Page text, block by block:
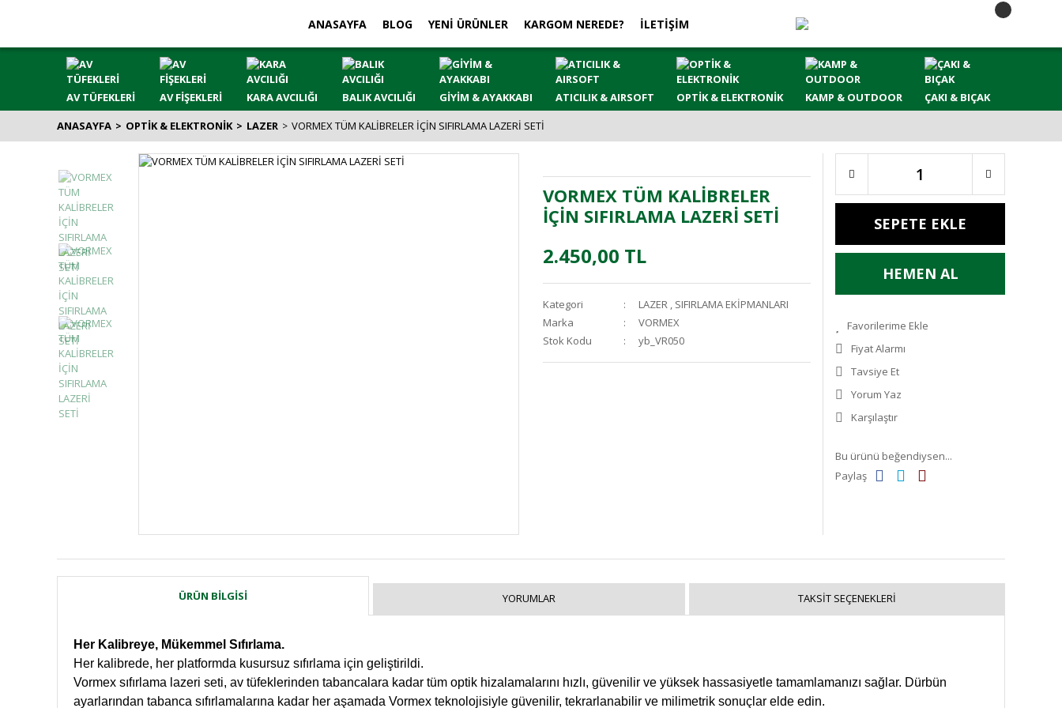
ANASAYFA BLOG YENİ ÜRÜNLER KARGOM NEREDE? İLETİŞİM
AV TÜFEKLERİ AV FİŞEKLERİ KARA AVCILIĞI BALIK AVCILIĞI GİYİM & AYAKKABI ATICILIK & AIRSOFT OPTİK & ELEKTRONİK KAMP & OUTDOOR
ÇAKI & BIÇAK
ANASAYFA
OPTİK & ELEKTRONİK LAZER VORMEX TÜM KALİBRELER İÇİN SIFIRLAMA LAZERİ SETİ
VORMEX TÜM KALİBRELER
İÇİN SIFIRLAMA LAZERİ SETİ
2.450,00 TL
Kategori LAZER , SIFIRLAMA EKİPMANLARI
Marka
VORMEX
Stok Kodu
yb_VR050
SEPETE EKLE
HEMEN AL
Fiyat Alarmı
Tavsiye Et
Yorum Yaz
Karşılaştır
Bu ürünü beğendiysen...
Paylaş
ÜRÜN BILGISI YORUMLAR TAKSIT SEÇENEKLERI
Her Kalibreye, Mükemmel Sıfırlama.
Her kalibrede, her platformda kusursuz sıfırlama için geliştirildi.
Vormex sıfırlama lazeri seti, av tüfeklerinden tabancalara kadar tüm optik hizalamalarını hızlı, güvenilir ve yüksek hassasiyetle tamamlamanızı sağlar. Dürbün
ayarlarından tabanca sıfırlamalarına kadar her aşamada Vormex teknolojisiyle güvenilir, tekrarlanabilir ve milimetrik sonuçlar elde edin.